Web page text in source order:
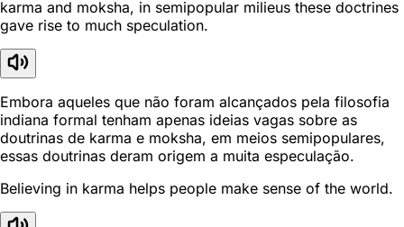
karma and moksha, in semipopular milieus these doctrines
gave rise to much speculation.
Embora aqueles que não foram alcançados pela filosofia
indiana formal tenham apenas ideias vagas sobre as
doutrinas de karma e moksha, em meios semipopulares,
essas doutrinas deram origem a muita especulação.
Believing in karma helps people make sense of the world.